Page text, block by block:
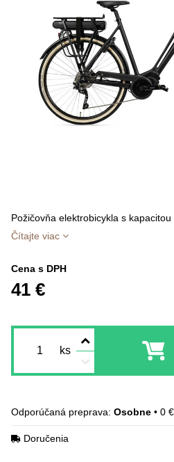
Požičovňa elektrobicykla s
Čítajte viac
Cena s DPH
41 €
ks
Osobne • 0 €
Doručenia